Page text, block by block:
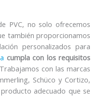
PVC, no solo ofrecemos
también proporcionamos
personalizados para
cumpla con los requisitos
Trabajamos con las marcas
Schüco y Cortizo,
adecuado que se